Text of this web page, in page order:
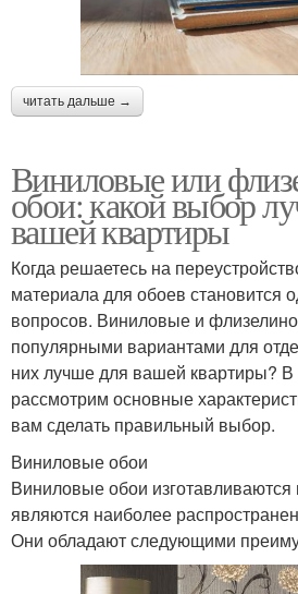
читать дальше →
Виниловые или
обои: какой выбор
вашей квартиры
Когда решаетесь на
материала для обоев становится
вопросов. Виниловые и
популярными вариантами для
них лучше для вашей квартиры? В
рассмотрим основные
вам сделать правильный выбор.
Виниловые обои
Виниловые обои изготавливаются
являются наиболее
Они обладают следующими